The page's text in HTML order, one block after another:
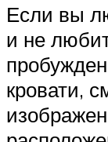
Если вы
и не
кровати,